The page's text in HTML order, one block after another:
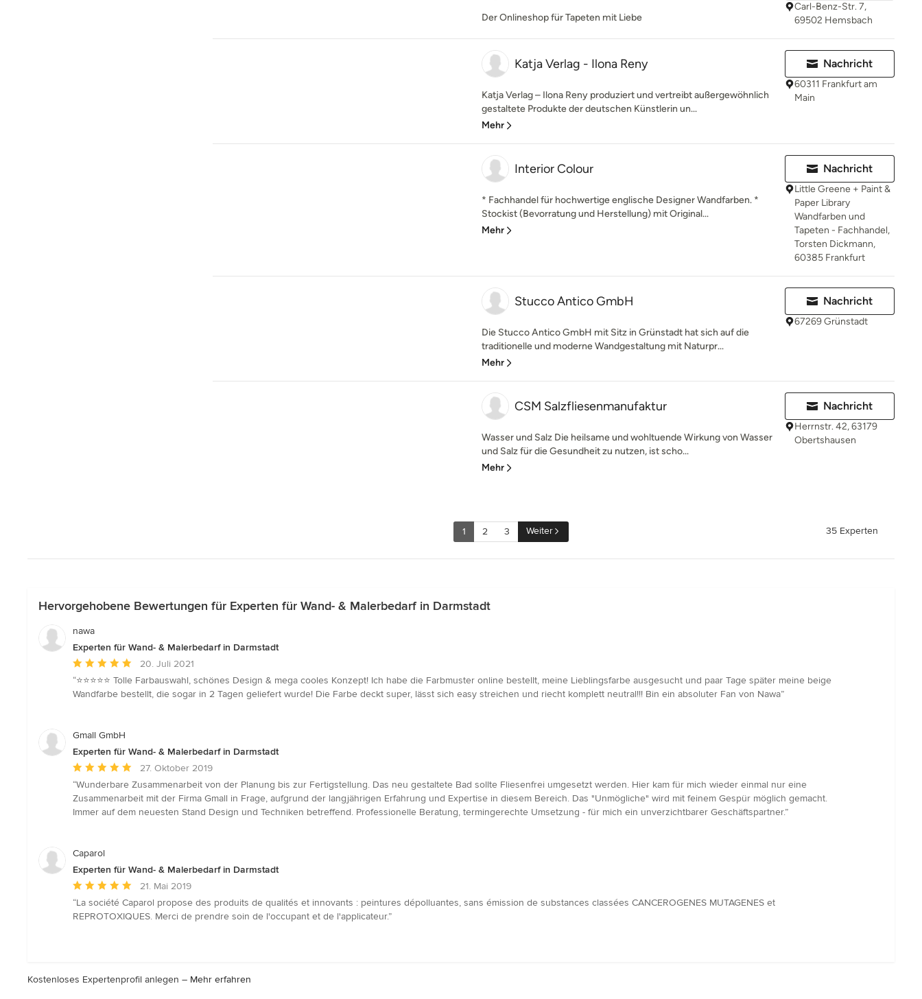
Der Onlineshop für Tapeten mit Liebe
Carl-Benz-Str. 7,
69502 Hemsbach
Katja Verlag - Ilona Reny
Katja Verlag – Ilona Reny produziert und vertreibt außergewöhnlich
gestaltete Produkte der deutschen Künstlerin un...
Mehr
Nachricht
60311 Frankfurt am
Main
Interior Colour
* Fachhandel für hochwertige englische Designer Wandfarben. *
Stockist (Bevorratung und Herstellung) mit Original...
Mehr
Nachricht
Little Greene + Paint &
Paper Library
Wandfarben und
Tapeten - Fachhandel,
Torsten Dickmann,
60385 Frankfurt
Stucco Antico GmbH
Die Stucco Antico GmbH mit Sitz in Grünstadt hat sich auf die
traditionelle und moderne Wandgestaltung mit Naturpr...
Mehr
Nachricht
67269 Grünstadt
CSM Salzfliesenmanufaktur
Wasser und Salz Die heilsame und wohltuende Wirkung von Wasser
und Salz für die Gesundheit zu nutzen, ist scho...
Mehr
Nachricht
Herrnstr. 42, 63179
Obertshausen
1 2 3 Weiter 35 Experten
Hervorgehobene Bewertungen für Experten für Wand- & Malerbedarf in Darmstadt
nawa
Experten für Wand- & Malerbedarf in Darmstadt
Durchschnittliche
Bewertung:
5
Sternen
20. Juli 2021
“⭐️⭐️⭐️⭐️⭐️ Tolle Farbauswahl, schönes Design & mega cooles Konzept! Ich habe die Farbmuster online bestellt, meine Lieblingsfarbe ausgesucht und paar Tage später meine beige
Wandfarbe bestellt, die sogar in 2 Tagen geliefert wurde! Die Farbe deckt super, lässt sich easy streichen und riecht komplett neutral!!! Bin ein absoluter Fan von Nawa”
Gmall GmbH
Experten für Wand- & Malerbedarf in Darmstadt
Durchschnittliche
Bewertung:
5
von
27. Oktober 2019
“Wunderbare Zusammenarbeit von der Planung bis zur Fertigstellung. Das neu gestaltete Bad sollte Fliesenfrei umgesetzt werden. Hier kam für mich wieder einmal nur eine
Zusammenarbeit mit der Firma Gmall in Frage, aufgrund der langjährigen Erfahrung und Expertise in diesem Bereich. Das "Unmögliche" wird mit feinem Gespür möglich gemacht.
Immer auf dem neuesten Stand Design und Techniken betreffend. Professionelle Beratung, termingerechte Umsetzung - für mich ein unverzichtbarer Geschäftspartner.”
Caparol
Experten für Wand- & Malerbedarf in Darmstadt
Durchschnittliche
Bewertung:
5
21. Mai 2019
“La société Caparol propose des produits de qualités et innovants : peintures dépolluantes, sans émission de substances classées CANCEROGENES MUTAGENES et
REPROTOXIQUES. Merci de prendre soin de l'occupant et de l'applicateur.”
Kostenloses Expertenprofil anlegen – Mehr erfahren